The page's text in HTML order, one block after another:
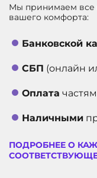
Мы принимаем все
вашего комфорта:
Банковской
СБП (онлайн
Оплата
Наличными
ПОДРОБНЕЕ О